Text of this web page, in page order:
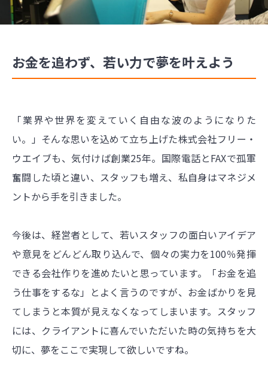
お金を追わず、若い力で夢を叶えよう
「業界や世界を変えていく自由な波のようになりた
い。」そんな思いを込めて立ち上げた株式会社フリー・
ウエイブも、気付けば創業25年。国際電話とFAXで孤軍
奮闘した頃と違い、スタッフも増え、私自身はマネジメ
ントから手を引きました。
今後は、経営者として、若いスタッフの面白いアイデア
や意見をどんどん取り込んで、個々の実力を100％発揮
できる会社作りを進めたいと思っています。「お金を追
う仕事をするな」とよく言うのですが、お金ばかりを見
てしまうと本質が見えなくなってしまいます。スタッフ
には、クライアントに喜んでいただいた時の気持ちを大
切に、夢をここで実現して欲しいですね。